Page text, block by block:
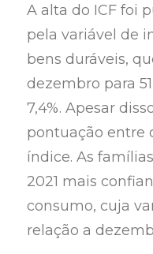
A alta do ICF foi
pela variável de
bens duráveis,
dezembro para
7,4%. Apesar
pontuação entre
índice. As
2021 mais
consumo, cuja
relação a